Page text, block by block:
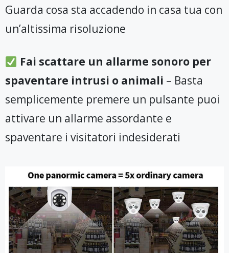
Guarda cosa sta accadendo in casa tua con
un’altissima risoluzione
Fai scattare un allarme sonoro per
spaventare intrusi o animali – Basta
semplicemente premere un pulsante puoi
attivare un allarme assordante e
spaventare i visitatori indesiderati